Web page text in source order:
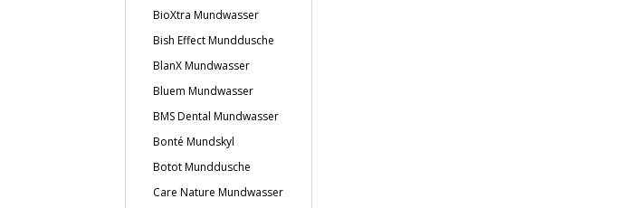
BioXtra Mundwasser
Bish Effect Munddusche
BlanX Mundwasser
Bluem Mundwasser
BMS Dental Mundwasser
Bonté Mundskyl
Botot Munddusche
Care Nature Mundwasser